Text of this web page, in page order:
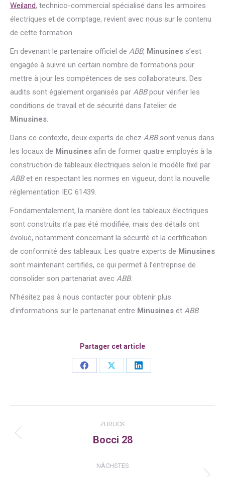
Weiland, technico-commercial spécialisé dans les armoires
électriques et de comptage, revient avec nous sur le contenu
de cette formation.
En devenant le partenaire officiel de ABB, Minusines s’est
engagée à suivre un certain nombre de formations pour
mettre à jour les compétences de ses collaborateurs. Des
audits sont également organisés par ABBpour vérifier les
conditions de travail et de sécurité dans l’atelier de
Minusines
Dans ce contexte, deux experts de chez ABBsont venus dans
les locaux de Minusines afin de former quatre employés à la
construction de tableaux électriques selon le modèle fixé par
ABBet en respectant les normes en vigueur, dont la nouvelle
réglementation IEC 61439.
Fondamentalement, la manière dont les tableaux électriques
sont construits n’a pas été modifiée, mais des détails ont
évolué, notamment concernant la sécurité et la certification
de conformité des tableaux. Les quatre experts de Minusines
sont maintenant certifiés, ce qui permet à l’entreprise de
consolider son partenariat avec ABB.
N’hésitez pas à nous contacter pour obtenir plus
d’informations sur le partenariat entre Minusines et ABB.
Partager cet article
Share
Share
Share
Kommentarnavigation
ZURÜCK
Vorheriger
Bocci 28
NÄCHSTES